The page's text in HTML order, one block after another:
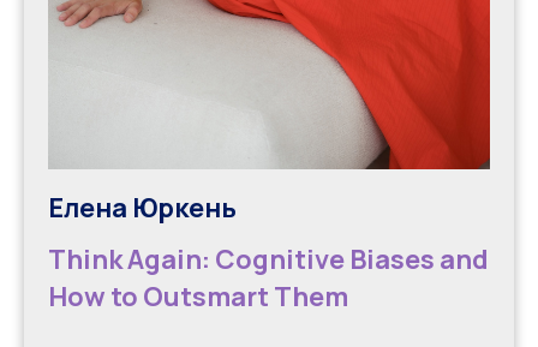
Елена Юркень
Think Again: Cognitive Biases and
How to Outsmart Them